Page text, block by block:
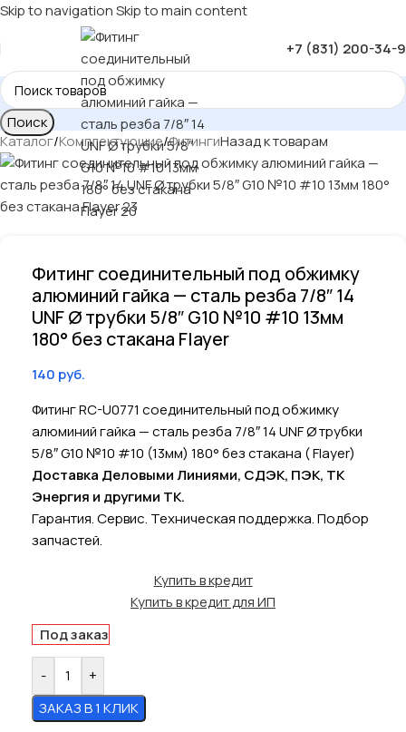
Skip to navigationSkip to main content
+7 (831) 200-34-
Поиск
Каталог/Комплектующие/ФитингиНазад к товарам
Фитинг соединительный под обжимку
алюминий гайка — сталь резба 7/8″ 14
UNF Ø трубки 5/8″ G10 №10 #10 13мм
180° без стакана Flayer
140 руб.
Фитинг RC-U0771 соединительный под обжимку
алюминий гайка — сталь резба 7/8″ 14 UNF Ø трубки
5/8″ G10 №10 #10 (13мм) 180° без стакана ( Flayer)
Доставка Деловыми Линиями, СДЭК, ПЭК, ТК
Энергия и другими ТК.
Гарантия. Сервис. Техническая поддержка. Подбор
запчастей.
Купить в кредит
Купить в кредит для ИП
Под заказ
-
+
ЗАКАЗ В 1 КЛИК